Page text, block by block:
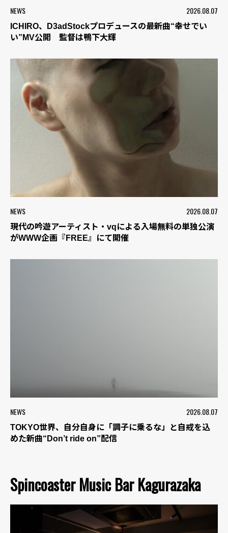
NEWS 2026.08.07
ICHIRO、D3adStockプロデュースの最新曲“幸せでい
い”MV公開 監督は鴨下大輝
NEWS 2026.08.07
現代の吟遊アーティスト・vqによる入場無料の単独公演
がWWW企画『FREE』にて開催
NEWS 2026.08.07
TOKYO世界、自分自身に「調子に乗るな」と自戒を込
めた新曲“Don’t ride on”配信
Spincoaster Music Bar Kagurazaka